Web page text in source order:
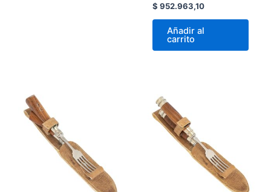
$ 952.963,10
Añadir al
carrito